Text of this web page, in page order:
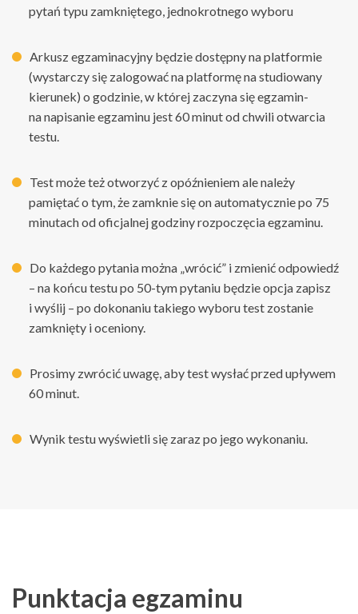
pytań typu zamkniętego, jednokrotnego wyboru
Arkusz egzaminacyjny będzie dostępny na platformie
(wystarczy się zalogować na platformę na studiowany
kierunek) o godzinie, w której zaczyna się egzamin-
na napisanie egzaminu jest 60 minut od chwili otwarcia
testu.
Test może też otworzyć z opóźnieniem ale należy
pamiętać o tym, że zamknie się on automatycznie po 75
minutach od oficjalnej godziny rozpoczęcia egzaminu.
Do każdego pytania można „wrócić” i zmienić odpowiedź
– na końcu testu po 50-tym pytaniu będzie opcja zapisz
i wyślij – po dokonaniu takiego wyboru test zostanie
zamknięty i oceniony.
Prosimy zwrócić uwagę, aby test wysłać przed upływem
60 minut.
Wynik testu wyświetli się zaraz po jego wykonaniu.
Punktacja egzaminu